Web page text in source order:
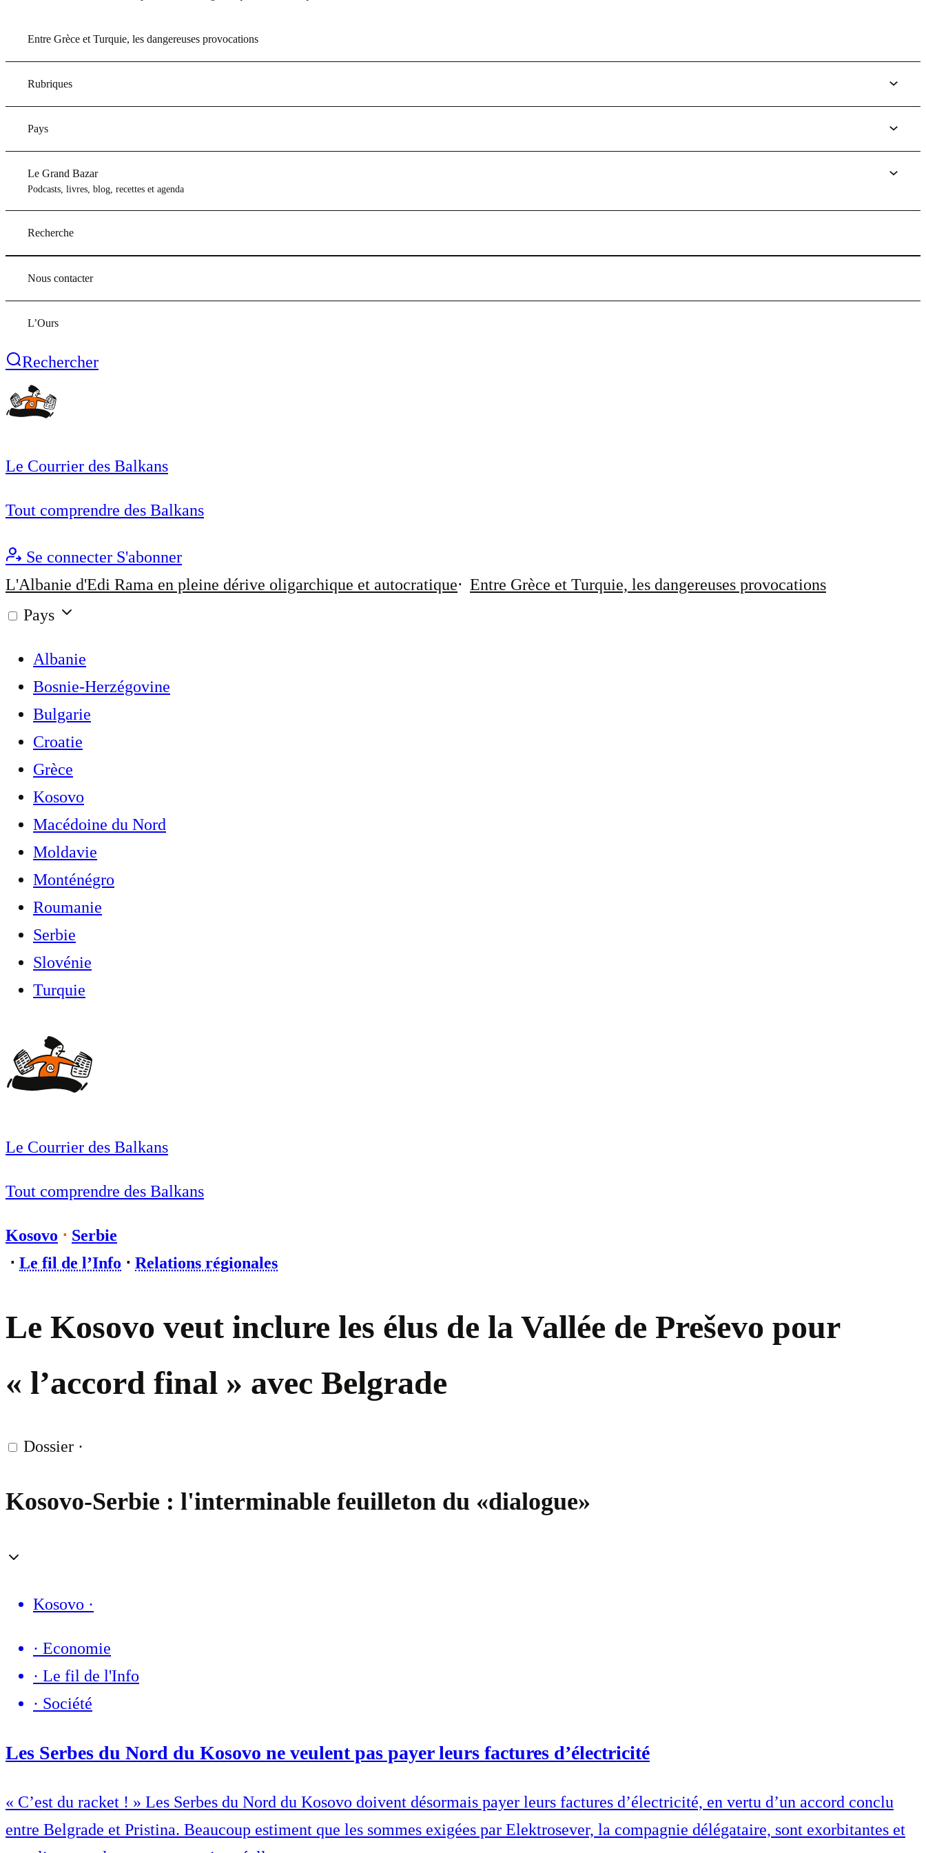
Entre Grèce et Turquie, les dangereuses provocations
Rubriques
Pays
Le Grand Bazar
Podcasts, livres, blog, recettes et agenda
Recherche
Nous contacter
L’Ours
Rechercher
Le Courrier des Balkans
Tout comprendre des Balkans
Se connecter S'abonner
L'Albanie d'Edi Rama en pleine dérive oligarchique et autocratique
Entre Grèce et Turquie, les dangereuses provocations
Pays
Albanie
Bosnie-Herzégovine
Bulgarie
Croatie
Grèce
Kosovo
Macédoine du Nord
Moldavie
Monténégro
Roumanie
Serbie
Slovénie
Turquie
Le Courrier des Balkans
Tout comprendre des Balkans
Kosovo ⋅ Serbie
⋅ Le fil de l’Info ⋅ Relations régionales
Le Kosovo veut inclure les élus de la Vallée de Preševo pour
« l’accord final » avec Belgrade
Dossier ·
Kosovo-Serbie : l'interminable feuilleton du «dialogue»
Kosovo ·
· Economie
· Le fil de l'Info
· Société
Les Serbes du Nord du Kosovo ne veulent pas payer leurs factures d’électricité
« C’est du racket ! » Les Serbes du Nord du Kosovo doivent désormais payer leurs factures d’électricité, en vertu d’un accord conclu
entre Belgrade et Pristina. Beaucoup estiment que les sommes exigées par Elektrosever, la compagnie délégataire, sont exorbitantes et